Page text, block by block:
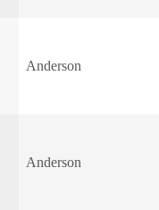
Anderson
Anderson